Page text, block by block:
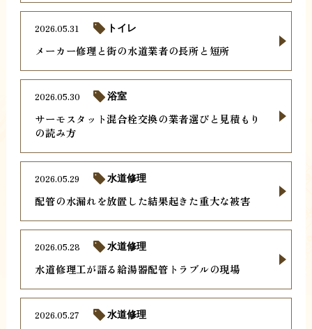
メーカー修理と街の水道業者の長所と短所
2026.05.31 トイレ
サーモスタット混合栓交換の業者選びと見積もり
の読み方
2026.05.30 浴室
配管の水漏れを放置した結果起きた重大な被害
2026.05.29 水道修理
水道修理工が語る給湯器配管トラブルの現場
2026.05.28 水道修理
2026.05.27 水道修理